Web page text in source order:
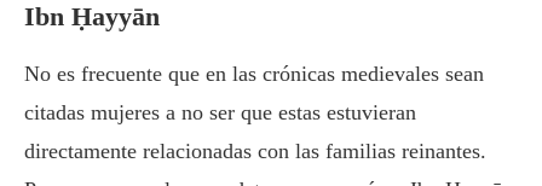
Ibn Ḥayyān
No es frecuente que en las crónicas medievales sean
citadas mujeres a no ser que estas estuvieran
directamente relacionadas con las familias reinantes.